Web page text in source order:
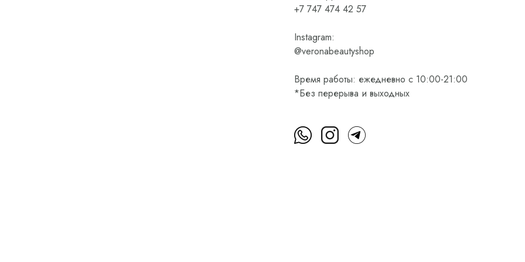
+7 747 474 42 57
Instagram:
@veronabeautyshop
Время работы: ежедневно с 10:00-21:00
*Без перерыва и выходных